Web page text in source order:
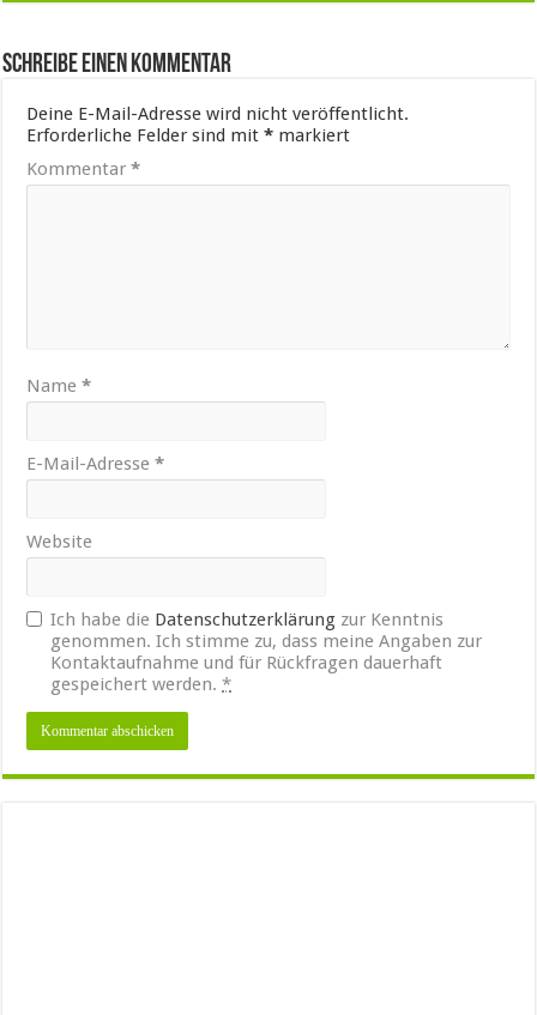
Schreibe einen Kommentar
Deine E-Mail-Adresse wird nicht veröffentlicht.
Erforderliche Felder sind mit* markiert
Kommentar*
Name*
E-Mail-Adresse*
Website
Ich habe die Datenschutzerklärung zur Kenntnis
genommen. Ich stimme zu, dass meine Angaben zur
Kontaktaufnahme und für Rückfragen dauerhaft
gespeichert werden.*